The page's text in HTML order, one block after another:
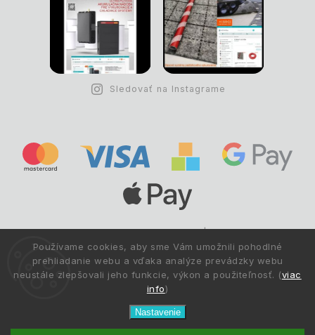
Používame cookies, aby sme Vám umožnili pohodlné
prehliadanie webu a vďaka analýze prevádzky webu
neustále zlepšovali jeho funkcie, výkon a použiteľnosť. (viac
info)
Nastavenie
Sledovať na Instagrame
Copyright © 1993 -2026 Deltastav.sk|
.
Všetky práva vyhradené.